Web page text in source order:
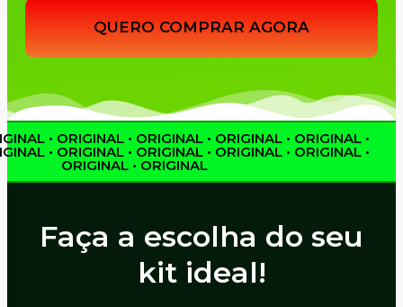
QUERO COMPRAR AGORA
• ORIGINAL • ORIGINAL • ORIGINAL • ORIGINAL •
• ORIGINAL • ORIGINAL • ORIGINAL • ORIGINAL •
ORIGINAL • ORIGINAL
Faça a escolha do seu
kit ideal!